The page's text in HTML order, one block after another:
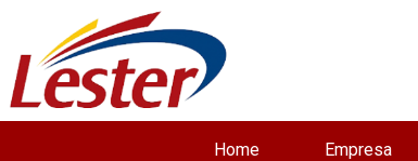
Home Empresa